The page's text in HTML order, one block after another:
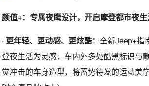
颜值+：专属夜鹰设计，开启摩登都市夜
· 更年轻、更动感、更炫酷：全新Jeep+指
登夜生活为灵感，车内外多处酷黑标识与
觉冲击的车身造型，将蓄势待发的运动美